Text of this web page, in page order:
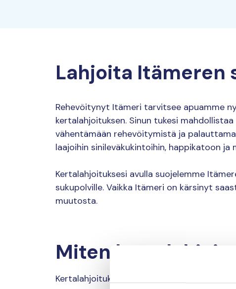
Lahjoita Itämeren
Rehevöitynyt Itämeri tarvitsee apuamme
kertalahjoituksen. Sinun tukesi
vähentämään rehevöitymistä ja
laajoihin sinileväkukintoihin, happikatoon
Kertalahjoituksesi avulla suojelemme
sukupolville. Vaikka Itämeri on kärsinyt
muutosta.
Miten
Kertalahjoituksen avulla voit olla mukana